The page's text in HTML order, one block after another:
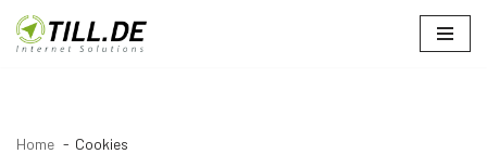
Zum
Home Cookies